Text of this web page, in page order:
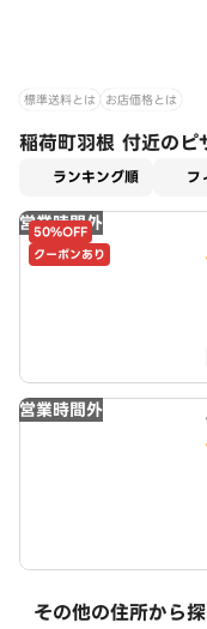
標準送料とは お店価格とは
稲荷町羽根 付近のピ
ランキング順 フ
営業時間外
50%OFF
クーポンあり
営業時間外
その他の住所から